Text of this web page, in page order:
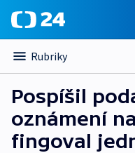
Rubriky
Pospíšil
oznámení
fingoval